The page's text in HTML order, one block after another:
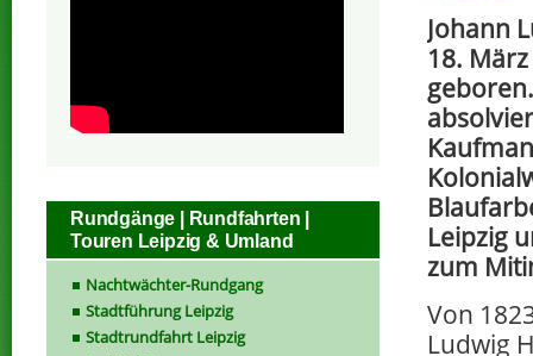
Johann
18.
Leipzig
zum
Von
Ludwig
Rundgänge | Rundfahrten |
Touren Leipzig & Umland
Nachtwächter-Rundgang
Stadtführung Leipzig
Stadtrundfahrt Leipzig